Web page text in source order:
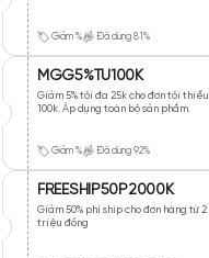
Giảm % Đã dùng 81%
MGG5%TU100K
Giảm 5% tối đa 25k cho đơn tối thiểu
100k. Áp dụng toàn bộ sản phẩm.
Giảm % Đã dùng 92%
FREESHIP50P2000K
Giảm 50% phí ship cho đơn hàng từ 2
triệu đồng